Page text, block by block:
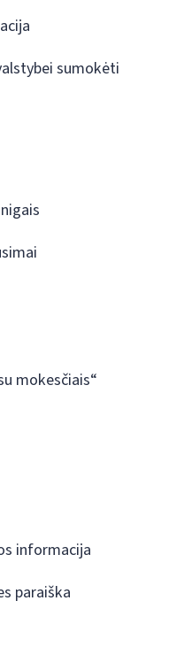
sumokėti
mokesčiais“
informacija
paraiška